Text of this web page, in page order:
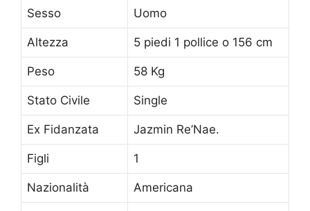
Sesso Uomo
Altezza 5 piedi 1 pollice o 156 cm
Peso 58 Kg
Stato Civile Single
Ex Fidanzata Jazmin Re’Nae.
Figli 1
Nazionalità Americana